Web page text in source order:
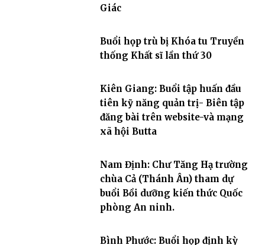
Giác
Buổi họp trù bị Khóa tu Truyền
thống Khất sĩ lần thứ 30
Kiên Giang: Buổi tập huấn đầu
tiên kỹ năng quản trị- Biên tập
đăng bài trên website-và mạng
xã hội Butta
Nam Định: Chư Tăng Hạ trường
chùa Cả (Thánh Ân) tham dự
buổi Bồi dưỡng kiến thức Quốc
phòng An ninh.
Bình Phước: Buổi họp định kỳ